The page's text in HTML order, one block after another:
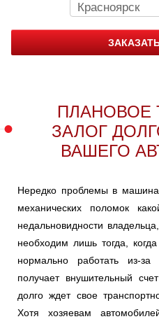
Красноярск
ПЛАНОВОЕ
ЗАЛОГ
ВАШЕГО
Нередко проблемы в
механических поломок
недальновидности
необходим лишь тогда,
нормально работать из-
получает внушительный
долго ждет свое
Хотя хозяевам